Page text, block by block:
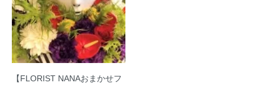
【FLORIST NANAおまかせフ